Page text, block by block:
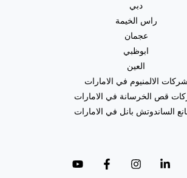
دبي
راس الخيمة
عجمان
ابوظبي
العين
شركات الالمنيوم في الامارات
قص الخرسانة في الامارات
الساندوتش بانل في الامارات